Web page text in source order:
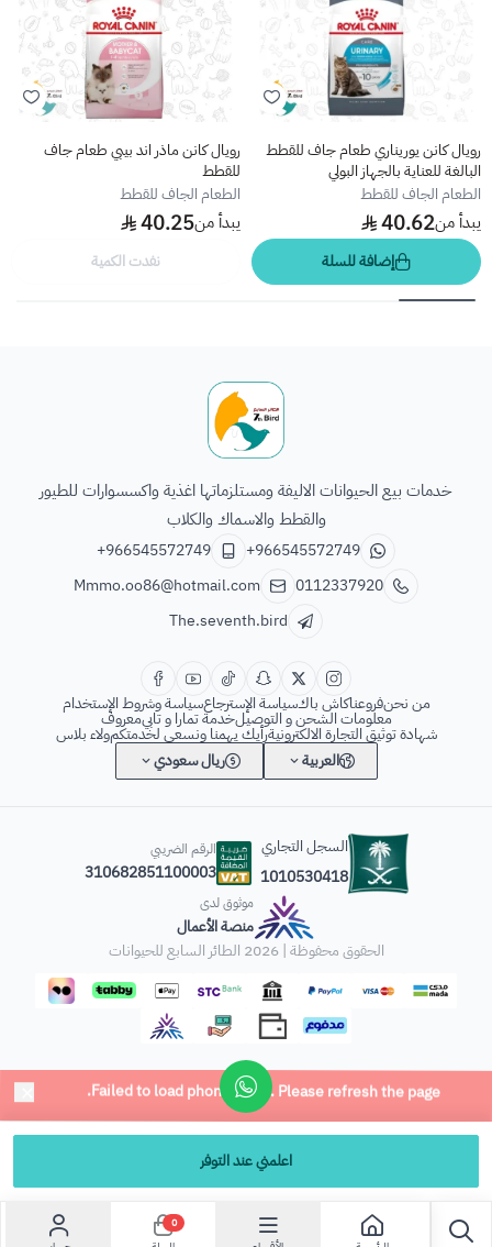
اعلمني عند التوفر
رويال كانن يوريناري طعام جاف للقطط
البالغة للعناية بالجهاز البولي
الطعام الجاف للقطط
يبدأ من40.62
إضافة للسلة
رويال كانن ماذر اند بيبي طعام جاف
للقطط
الطعام الجاف للقطط
يبدأ من40.25
نفدت الكمية
0
خدمات بيع الحيوانات الاليفة ومستلزماتها اغذية واكسسوارات للطيور
والقطط والاسماك والكلاب
+966545572749
+966545572749
0112337920
Mmmo.oo86@hotmail.com
The.seventh.bird
من نحنفروعناكاش باكسياسة الإسترجاعسياسة وشروط الإستخدام
معلومات الشحن و التوصيلخدمة تمارا و تابيمعروف
شهادة توثيق التجارة الالكترونيةرأيك يهمنا ونسعى لخدمتكمولاء بلاس
العربية
ريال سعودي
السجل التجاري
1010530418
الرقم الضريبي
310682851100003
موثوق لدى
منصة الأعمال
الحقوق محفوظة | 2026
الطائر السابع للحيوانات